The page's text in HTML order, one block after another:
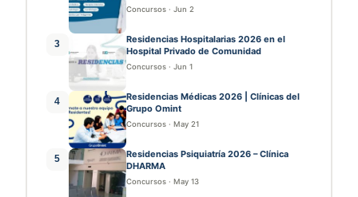
Concursos · Jun 2
3
Residencias Hospitalarias 2026 en el
Hospital Privado de Comunidad
Concursos · Jun 1
4
Residencias Médicas 2026 | Clínicas del
Grupo Omint
Concursos · May 21
5
Residencias Psiquiatría 2026 – Clínica
DHARMA
Concursos · May 13